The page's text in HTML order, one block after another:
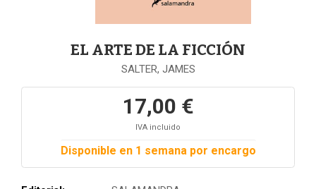
EL ARTE DE LA FICCIÓN
SALTER, JAMES
17,00 €
IVA incluido
Disponible en 1 semana por encargo